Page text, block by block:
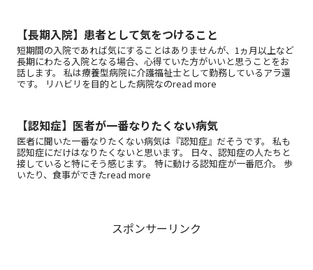
【長期入院】患者として気をつけること
短期間の入院であれば気にすることはありませんが、1ヵ月以上など
長期にわたる入院となる場合、心得ていた方がいいと思うことをお
話します。 私は療養型病院に介護福祉士として勤務しているアラ還
です。 リハビリを目的とした病院なのread more
【認知症】医者が一番なりたくない病気
医者に聞いた一番なりたくない病気は『認知症』だそうです。 私も
認知症にだけはなりたくないと思います。 日々、認知症の人たちと
接していると特にそう感じます。 特に動ける認知症が一番厄介。 歩
いたり、食事ができたread more
スポンサーリンク